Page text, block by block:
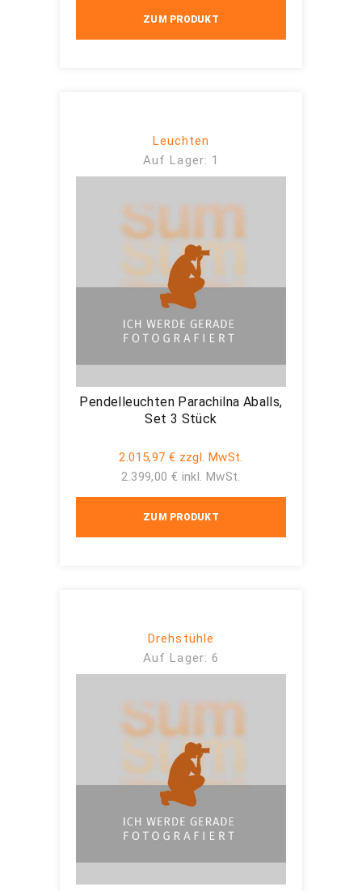
ZUM PRODUKT
Leuchten
Auf Lager: 1
Pendelleuchten Parachilna Aballs,
Set 3 Stück
2.015,97 € zzgl. MwSt.
2.399,00 € inkl. MwSt.
ZUM PRODUKT
Drehstühle
Auf Lager: 6